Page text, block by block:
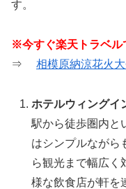
す。
※今すぐ楽天トラベル
⇒ 相模原納涼花火
ホテルウィングイ
駅から徒歩圏内と
はシンプルながら
ら観光まで幅広く
様な飲食店が軒を